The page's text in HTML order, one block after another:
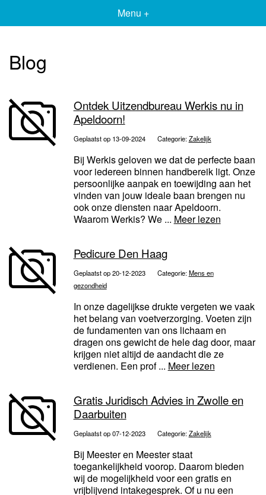
Menu +
Blog
Ontdek Uitzendbureau Werkis nu in
Apeldoorn!
Geplaatst op 13-09-2024 Categorie:Zakelijk
Bij Werkis geloven we dat de perfecte baan
voor iedereen binnen handbereik ligt. Onze
persoonlijke aanpak en toewijding aan het
vinden van jouw ideale baan brengen nu
ook onze diensten naar Apeldoorn.
Waarom Werkis? We ... Meer lezen
Pedicure Den Haag
Geplaatst op 20-12-2023 Categorie:Mens en
gezondheid
In onze dagelijkse drukte vergeten we vaak
het belang van voetverzorging. Voeten zijn
de fundamenten van ons lichaam en
dragen ons gewicht de hele dag door, maar
krijgen niet altijd de aandacht die ze
verdienen. Een prof ... Meer lezen
Gratis Juridisch Advies in Zwolle en
Daarbuiten
Geplaatst op 07-12-2023 Categorie:Zakelijk
Bij Meester en Meester staat
toegankelijkheid voorop. Daarom bieden
wij de mogelijkheid voor een gratis en
vrijblijvend intakegesprek. Of u nu een